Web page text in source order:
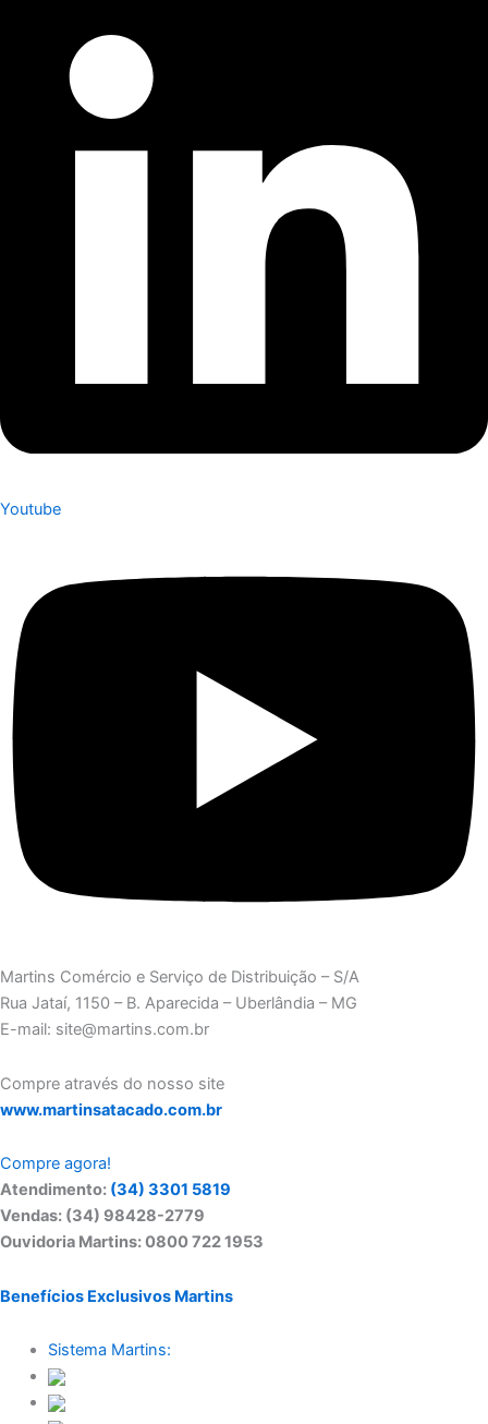
Youtube
Martins Comércio e Serviço de Distribuição – S/A
Rua Jataí, 1150 – B. Aparecida – Uberlândia – MG
E-mail: site@martins.com.br
Compre através do nosso site
www.martinsatacado.com.br
Compre agora!
Atendimento: (34) 3301 5819
Vendas: (34) 98428-2779
Ouvidoria Martins: 0800 722 1953
Benefícios Exclusivos Martins
Sistema Martins: